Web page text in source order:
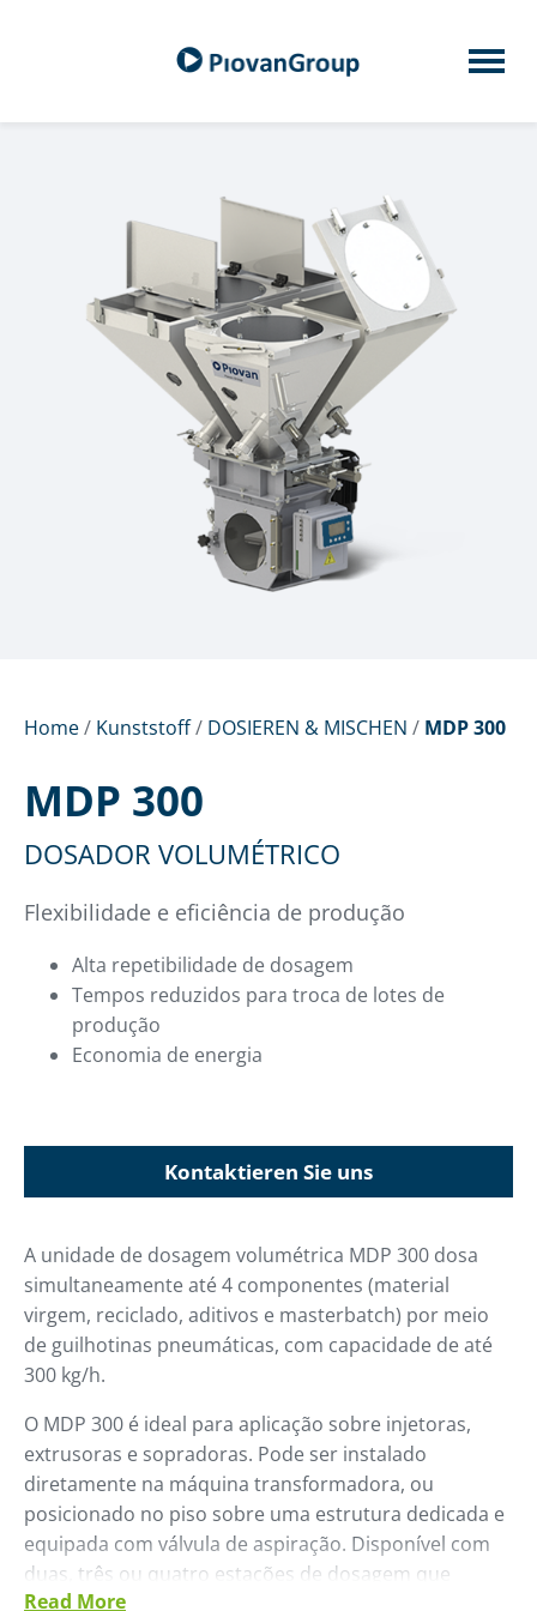
Home/ Kunststoff/ DOSIEREN & MISCHEN / MDP 300
MDP 300
DOSADOR VOLUMÉTRICO
Flexibilidade e eficiência de produção
Alta repetibilidade de dosagem
Tempos reduzidos para troca de lotes de
produção
Economia de energia
Kontaktieren Sie uns
A unidade de dosagem volumétrica MDP 300 dosa
simultaneamente até 4 componentes (material
virgem, reciclado, aditivos e masterbatch) por meio
de guilhotinas pneumáticas, com capacidade de até
300 kg/h.
O MDP 300 é ideal para aplicação sobre injetoras,
extrusoras e sopradoras. Pode ser instalado
diretamente na máquina transformadora, ou
posicionado no piso sobre uma estrutura dedicada e
equipada com válvula de aspiração. Disponível com
duas, três ou quatro estações de dosagem que
podem ser adicionadas a qualquer momento.
Read More